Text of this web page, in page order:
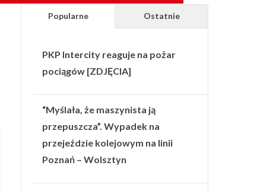
Popularne Ostatnie
PKP Intercity reaguje na pożar
pociągów [ZDJĘCIA]
“Myślała, że maszynista ją
przepuszcza”. Wypadek na
przejeździe kolejowym na linii
Poznań – Wolsztyn